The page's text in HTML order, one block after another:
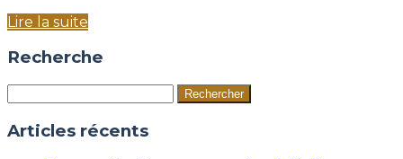
Lire la suite
Recherche
Articles récents